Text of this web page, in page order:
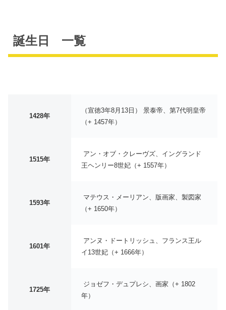
誕生日 一覧
1428年
（宣徳3年8月13日） 景泰帝、第7代明皇帝
（+ 1457年）
1515年
アン・オブ・クレーヴズ、イングランド
王ヘンリー8世妃（+ 1557年）
1593年
マテウス・メーリアン、版画家、製図家
（+ 1650年）
1601年
アンヌ・ドートリッシュ、フランス王ル
イ13世妃（+ 1666年）
1725年
ジョゼフ・デュプレシ、画家（+ 1802
年）